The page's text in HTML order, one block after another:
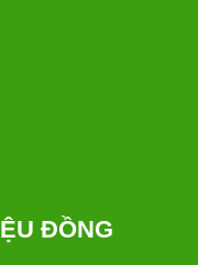
ĐỒNG